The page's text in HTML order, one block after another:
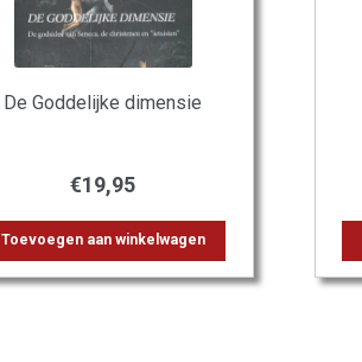
De Goddelijke dimensie
€19,95
Toevoegen aan winkelwagen